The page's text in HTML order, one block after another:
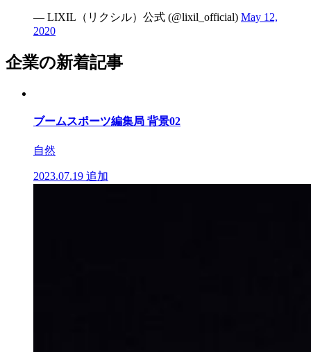
— LIXIL（リクシル）公式 (@lixil_official) May 12,
2020
企業の新着記事
ブームスポーツ編集局 背景02
自然
2023.07.19 追加